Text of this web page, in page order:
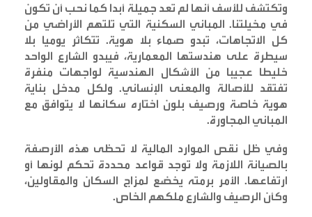
وتكتشف للأسف أنها لم تعد جميلة أبدا كما نحب أن تكون
في مخيلتنا. المباني السكنية التي تلتهم الأراضي من
كل الاتجاهات، تبدو صماء بلا هوية. تتكاثر يوميا بلا
سيطرة على هندستها المعمارية، فيبدو الشارع الواحد
خليطا عجيبا من الأشكال الهندسية لواجهات منفرة
تفتقد للأصالة والمعنى الإنساني. ولكل مدخل بناية
هوية خاصة ورصيف بلون اختاره سكانها لا يتوافق مع
المباني المجاورة.
وفي ظل نقص الموارد المالية لا تحظى هذه الأرصفة
بالصيانة اللازمة ولا توجد قواعد محددة تحكم لونها أو
ارتفاعها. الأمر برمته يخضع لمزاج السكان والمقاولين،
وكأن الرصيف والشارع ملكهم الخاص.